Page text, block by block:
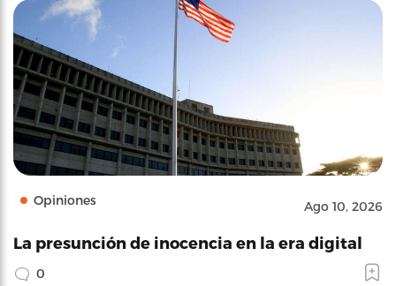
Opiniones Ago 10, 2026
La presunción de inocencia en la era digital
0